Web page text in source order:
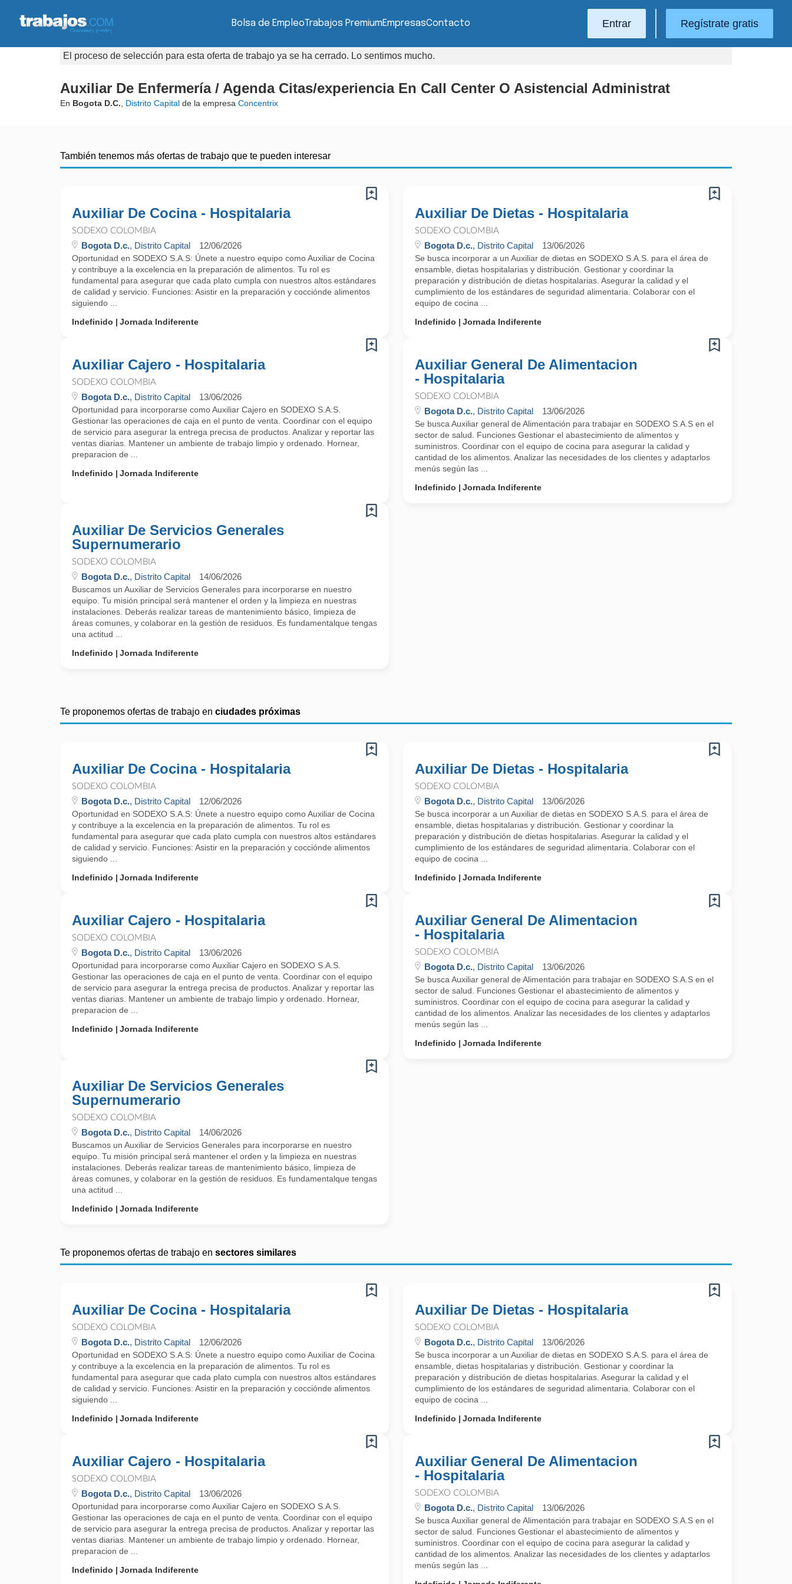
Bolsa de EmpleoTrabajos PremiumEmpresasContacto Entrar Regístrate gratis
El proceso de selección para esta oferta de trabajo ya se ha cerrado. Lo sentimos mucho.
Auxiliar De Enfermería / Agenda Citas/experiencia En Call Center O Asistencial Administrat
En Bogota D.C. Distrito Capital de la empresa Concentrix
También tenemos más ofertas de trabajo que te pueden interesar
Auxiliar De Cocina - Hospitalaria
SODEXO COLOMBIA
Bogota D.c., Distrito Capital 12/06/2026
Oportunidad en SODEXO S.A.S: Únete a nuestro equipo como Auxiliar de Cocina
y contribuye a la excelencia en la preparación de alimentos. Tu rol es
fundamental para asegurar que cada plato cumpla con nuestros altos estándares
de calidad y servicio. Funciones: Asistir en la preparación y cocciónde alimentos
siguiendo ...
Indefinido
Jornada Indiferente
Auxiliar De Dietas - Hospitalaria
SODEXO COLOMBIA
Bogota D.c., Distrito Capital 13/06/2026
Se busca incorporar a un Auxiliar de dietas en SODEXO S.A.S. para el área de
ensamble, dietas hospitalarias y distribución. Gestionar y coordinar la
preparación y distribución de dietas hospitalarias. Asegurar la calidad y el
cumplimiento de los estándares de seguridad alimentaria. Colaborar con el
equipo de cocina ...
Indefinido
Jornada Indiferente
Auxiliar Cajero - Hospitalaria
SODEXO COLOMBIA
Bogota D.c., Distrito Capital 13/06/2026
Oportunidad para incorporarse como Auxiliar Cajero en SODEXO S.A.S.
Gestionar las operaciones de caja en el punto de venta. Coordinar con el equipo
de servicio para asegurar la entrega precisa de productos. Analizar y reportar las
ventas diarias. Mantener un ambiente de trabajo limpio y ordenado. Hornear,
preparacion de ...
Indefinido
Jornada Indiferente
Auxiliar General De Alimentacion
- Hospitalaria
SODEXO COLOMBIA
Bogota D.c., Distrito Capital 13/06/2026
Se busca Auxiliar general de Alimentación para trabajar en SODEXO S.A.S en el
sector de salud. Funciones Gestionar el abastecimiento de alimentos y
suministros. Coordinar con el equipo de cocina para asegurar la calidad y
cantidad de los alimentos. Analizar las necesidades de los clientes y adaptarlos
menús según las ...
Indefinido
Jornada Indiferente
Auxiliar De Servicios Generales
Supernumerario
SODEXO COLOMBIA
Bogota D.c., Distrito Capital 14/06/2026
Buscamos un Auxiliar de Servicios Generales para incorporarse en nuestro
equipo. Tu misión principal será mantener el orden y la limpieza en nuestras
instalaciones. Deberás realizar tareas de mantenimiento básico, limpieza de
áreas comunes, y colaborar en la gestión de residuos. Es fundamentalque tengas
una actitud ...
Indefinido
Jornada Indiferente
Te proponemos ofertas de trabajo en ciudades próximas
Auxiliar De Cocina - Hospitalaria
SODEXO COLOMBIA
Bogota D.c., Distrito Capital 12/06/2026
Oportunidad en SODEXO S.A.S: Únete a nuestro equipo como Auxiliar de Cocina
y contribuye a la excelencia en la preparación de alimentos. Tu rol es
fundamental para asegurar que cada plato cumpla con nuestros altos estándares
de calidad y servicio. Funciones: Asistir en la preparación y cocciónde alimentos
siguiendo ...
Indefinido
Jornada Indiferente
Auxiliar De Dietas - Hospitalaria
SODEXO COLOMBIA
Bogota D.c., Distrito Capital 13/06/2026
Se busca incorporar a un Auxiliar de dietas en SODEXO S.A.S. para el área de
ensamble, dietas hospitalarias y distribución. Gestionar y coordinar la
preparación y distribución de dietas hospitalarias. Asegurar la calidad y el
cumplimiento de los estándares de seguridad alimentaria. Colaborar con el
equipo de cocina ...
Indefinido
Jornada Indiferente
Auxiliar Cajero - Hospitalaria
SODEXO COLOMBIA
Bogota D.c., Distrito Capital 13/06/2026
Oportunidad para incorporarse como Auxiliar Cajero en SODEXO S.A.S.
Gestionar las operaciones de caja en el punto de venta. Coordinar con el equipo
de servicio para asegurar la entrega precisa de productos. Analizar y reportar las
ventas diarias. Mantener un ambiente de trabajo limpio y ordenado. Hornear,
preparacion de ...
Indefinido
Jornada Indiferente
Auxiliar General De Alimentacion
- Hospitalaria
SODEXO COLOMBIA
Bogota D.c., Distrito Capital 13/06/2026
Se busca Auxiliar general de Alimentación para trabajar en SODEXO S.A.S en el
sector de salud. Funciones Gestionar el abastecimiento de alimentos y
suministros. Coordinar con el equipo de cocina para asegurar la calidad y
cantidad de los alimentos. Analizar las necesidades de los clientes y adaptarlos
menús según las ...
Indefinido
Jornada Indiferente
Auxiliar De Servicios Generales
Supernumerario
SODEXO COLOMBIA
Bogota D.c., Distrito Capital 14/06/2026
Buscamos un Auxiliar de Servicios Generales para incorporarse en nuestro
equipo. Tu misión principal será mantener el orden y la limpieza en nuestras
instalaciones. Deberás realizar tareas de mantenimiento básico, limpieza de
áreas comunes, y colaborar en la gestión de residuos. Es fundamentalque tengas
una actitud ...
Indefinido
Jornada Indiferente
Te proponemos ofertas de trabajo en sectores similares
Auxiliar De Cocina - Hospitalaria
SODEXO COLOMBIA
Bogota D.c., Distrito Capital 12/06/2026
Oportunidad en SODEXO S.A.S: Únete a nuestro equipo como Auxiliar de Cocina
y contribuye a la excelencia en la preparación de alimentos. Tu rol es
fundamental para asegurar que cada plato cumpla con nuestros altos estándares
de calidad y servicio. Funciones: Asistir en la preparación y cocciónde alimentos
siguiendo ...
Indefinido
Jornada Indiferente
Auxiliar De Dietas - Hospitalaria
SODEXO COLOMBIA
Bogota D.c., Distrito Capital 13/06/2026
Se busca incorporar a un Auxiliar de dietas en SODEXO S.A.S. para el área de
ensamble, dietas hospitalarias y distribución. Gestionar y coordinar la
preparación y distribución de dietas hospitalarias. Asegurar la calidad y el
cumplimiento de los estándares de seguridad alimentaria. Colaborar con el
equipo de cocina ...
Indefinido
Jornada Indiferente
Auxiliar Cajero - Hospitalaria
SODEXO COLOMBIA
Bogota D.c., Distrito Capital 13/06/2026
Oportunidad para incorporarse como Auxiliar Cajero en SODEXO S.A.S.
Gestionar las operaciones de caja en el punto de venta. Coordinar con el equipo
de servicio para asegurar la entrega precisa de productos. Analizar y reportar las
ventas diarias. Mantener un ambiente de trabajo limpio y ordenado. Hornear,
preparacion de ...
Indefinido
Jornada Indiferente
Auxiliar General De Alimentacion
- Hospitalaria
SODEXO COLOMBIA
Bogota D.c., Distrito Capital 13/06/2026
Se busca Auxiliar general de Alimentación para trabajar en SODEXO S.A.S en el
sector de salud. Funciones Gestionar el abastecimiento de alimentos y
suministros. Coordinar con el equipo de cocina para asegurar la calidad y
cantidad de los alimentos. Analizar las necesidades de los clientes y adaptarlos
menús según las ...